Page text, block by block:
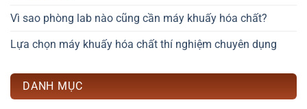
Vì sao phòng lab nào cũng cần máy khuấy hóa chất?
Lựa chọn máy khuấy hóa chất thí nghiệm chuyên dụng
DANH MỤC